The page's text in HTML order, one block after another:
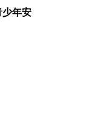
年安